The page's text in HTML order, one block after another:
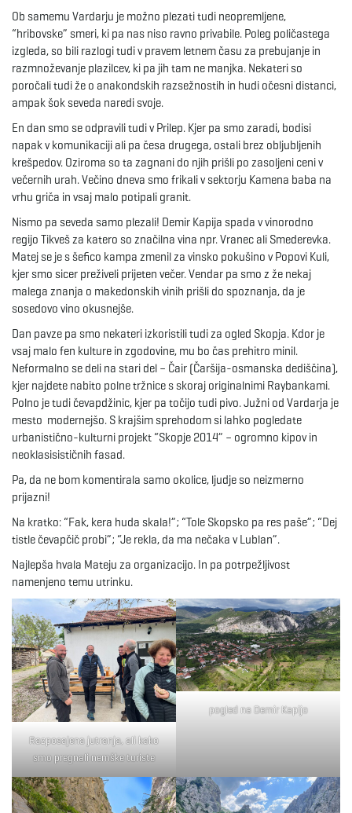
o
n
Ob samemu Vardarju je možno plezati tudi neopremljene,
“hribovske” smeri, ki pa nas niso ravno privabile. Poleg poličastega
izgleda, so bili razlogi tudi v pravem letnem času za prebujanje in
razmnoževanje plazilcev, ki pa jih tam ne manjka. Nekateri so
poročali tudi že o anakondskih razsežnostih in hudi očesni distanci,
ampak šok seveda naredi svoje.
En dan smo se odpravili tudi v Prilep. Kjer pa smo zaradi, bodisi
napak v komunikaciji ali pa česa drugega, ostali brez obljubljenih
krešpedov. Oziroma so ta zagnani do njih prišli po zasoljeni ceni v
večernih urah. Večino dneva smo frikali v sektorju Kamena baba na
vrhu griča in vsaj malo potipali granit.
Nismo pa seveda samo plezali! Demir Kapija spada v vinorodno
regijo Tikveš za katero so značilna vina npr. Vranec ali Smederevka.
Matej se je s šefico kampa zmenil za vinsko pokušino v Popovi Kuli,
kjer smo sicer preživeli prijeten večer. Vendar pa smo z že nekaj
malega znanja o makedonskih vinih prišli do spoznanja, da je
sosedovo vino okusnejše.
Dan pavze pa smo nekateri izkoristili tudi za ogled Skopja. Kdor je
vsaj malo fen kulture in zgodovine, mu bo čas prehitro minil.
Neformalno se deli na stari del – Čair (Čaršija-osmanska dediščina),
kjer najdete nabito polne tržnice s skoraj originalnimi Raybankami.
Polno je tudi čevapdžinic, kjer pa točijo tudi pivo. Južni od Vardarja je
mesto modernejšo. S krajšim sprehodom si lahko pogledate
urbanistično-kulturni projekt “Skopje 2014” – ogromno kipov in
neoklasisističnih fasad.
Pa, da ne bom komentirala samo okolice, ljudje so neizmerno
prijazni!
Na kratko: “Fak, kera huda skala!”; “Tole Skopsko pa res paše”; “Dej
tistle čevapčič probi”; “Je rekla, da ma nečaka v Lublan”.
Najlepša hvala Mateju za organizacijo. In pa potrpežljivost
namenjeno temu utrinku.
Razposajena jutranja, ali kako
smo pregnali nemške turiste
pogled na Demir Kapijo